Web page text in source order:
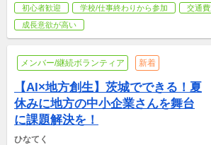
初心者歓迎 学校/仕事終わりから参加 交通
成長意欲が高い
メンバー/継続ボランティア 新着
【AI×地方創生】茨城でできる！夏
休みに地方の中小企業さんを舞台
に課題解決を！
ひなてく